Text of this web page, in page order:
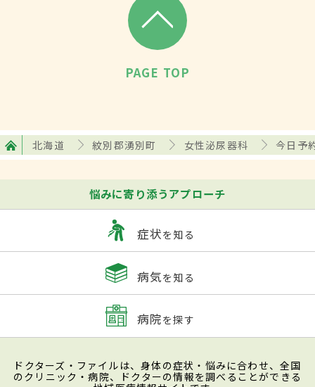
PAGE TOP
北海道 紋別郡湧別町 女性泌尿器科 今日予
悩みに寄り添うアプローチ
症状を知る
病気を知る
病院を探す
ドクターズ・ファイルは、身体の症状・悩みに合わせ、全国
のクリニック・病院、ドクターの情報を調べることができる